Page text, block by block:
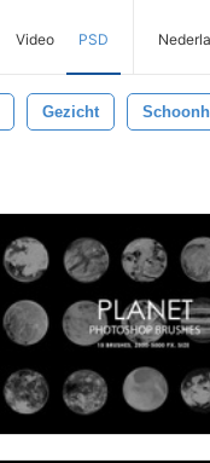
Video PSD
Gezicht